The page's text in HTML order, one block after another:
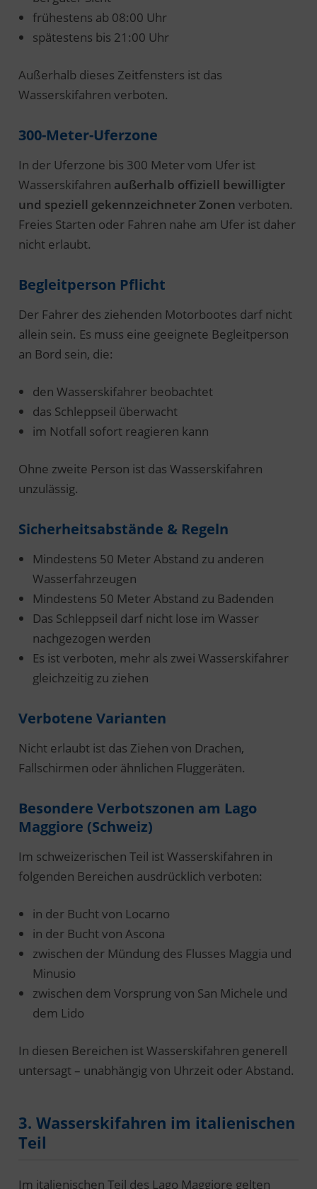
frühestens ab 08:00 Uhr
spätestens bis 21:00 Uhr
Außerhalb dieses Zeitfensters ist das
Wasserskifahren verboten.
300-Meter-Uferzone
In der Uferzone bis 300 Meter vom Ufer ist
Wasserskifahren außerhalb offiziell bewilligter
und speziell gekennzeichneter Zonen verboten.
Freies Starten oder Fahren nahe am Ufer ist daher
nicht erlaubt.
Begleitperson Pflicht
Der Fahrer des ziehenden Motorbootes darf nicht
allein sein. Es muss eine geeignete Begleitperson
an Bord sein, die:
den Wasserskifahrer beobachtet
das Schleppseil überwacht
im Notfall sofort reagieren kann
Ohne zweite Person ist das Wasserskifahren
unzulässig.
Sicherheitsabstände & Regeln
Mindestens 50 Meter Abstand zu anderen
Wasserfahrzeugen
Mindestens 50 Meter Abstand zu Badenden
Das Schleppseil darf nicht lose im Wasser
nachgezogen werden
Es ist verboten, mehr als zwei Wasserskifahrer
gleichzeitig zu ziehen
Verbotene Varianten
Nicht erlaubt ist das Ziehen von Drachen,
Fallschirmen oder ähnlichen Fluggeräten.
Besondere Verbotszonen am Lago
Maggiore (Schweiz)
Im schweizerischen Teil ist Wasserskifahren in
folgenden Bereichen ausdrücklich verboten:
in der Bucht von Locarno
in der Bucht von Ascona
zwischen der Mündung des Flusses Maggia und
Minusio
zwischen dem Vorsprung von San Michele und
dem Lido
In diesen Bereichen ist Wasserskifahren generell
untersagt – unabhängig von Uhrzeit oder Abstand.
3. Wasserskifahren im italienischen
Teil
Im italienischen Teil des Lago Maggiore gelten